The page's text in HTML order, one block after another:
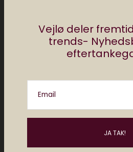
Vejlø deler
trends-
Email
Posts by Redaktionen
Måske kan